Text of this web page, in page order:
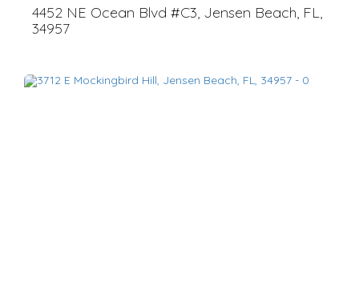
4452 NE Ocean Blvd #C3, Jensen Beach, FL,
34957